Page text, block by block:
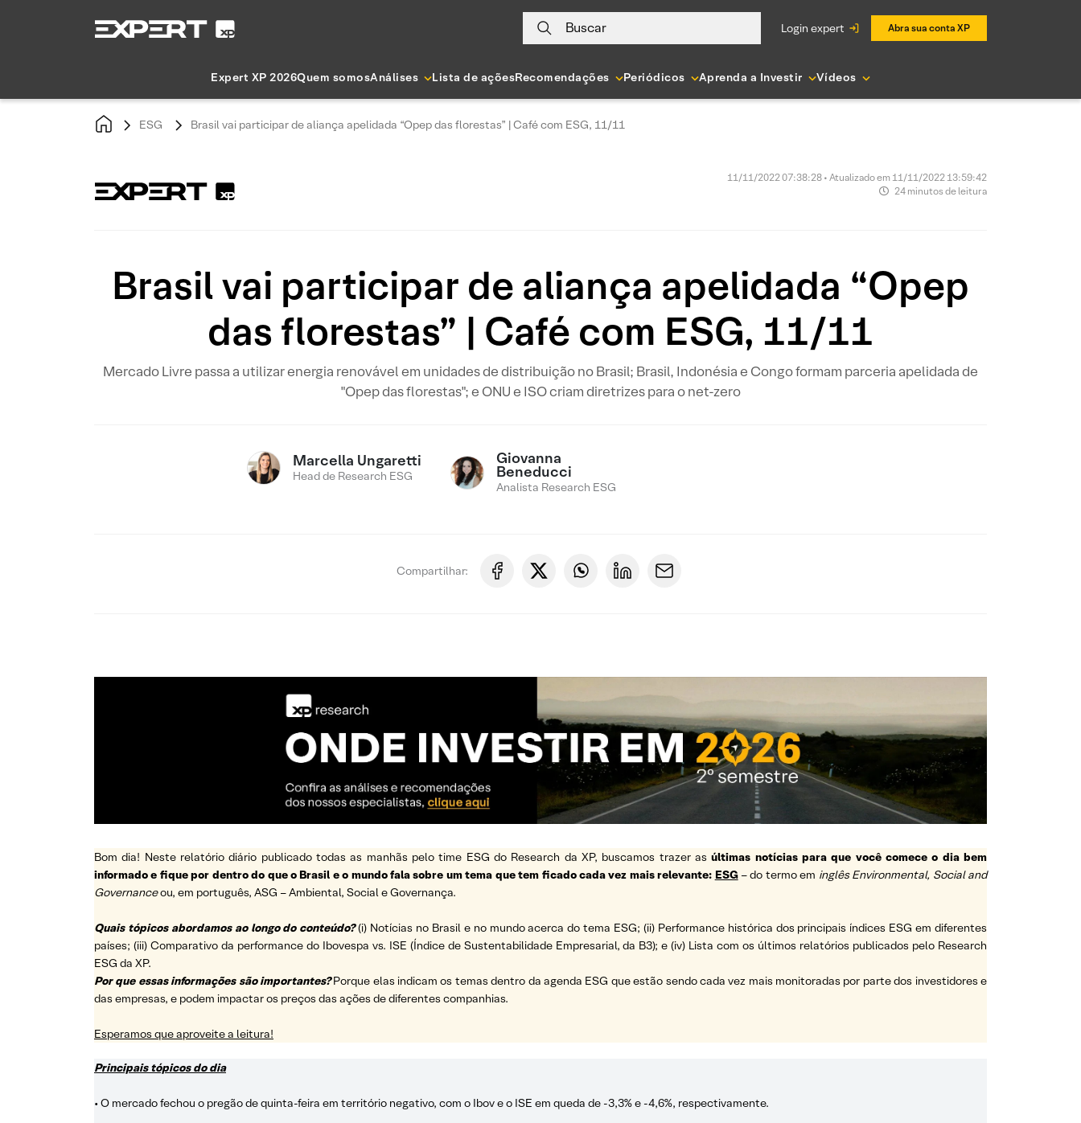
Buscar login expert Abra sua conta XP
Expert XP 2026Quem somosAnálises Lista de açõesRecomendações Periódicos Aprenda a Investir Vídeos
ESG Brasil vai participar de aliança apelidada “Opep das florestas” | Café com ESG, 11/11
11/11/2022 07:38:28 • Atualizado em 11/11/2022 13:59:42
24 minutos de leitura
Brasil vai participar de aliança apelidada “Opep
das florestas” | Café com ESG, 11/11
Mercado Livre passa a utilizar energia renovável em unidades de distribuição no Brasil; Brasil, Indonésia e Congo formam parceria apelidada de
"Opep das florestas"; e ONU e ISO criam diretrizes para o net-zero
Marcella Ungaretti
Head de Research ESG
Giovanna
Beneducci
Analista Research ESG
Compartilhar:
Bom dia! Neste relatório diário publicado todas as manhãs pelo time ESG do Research da XP, buscamos trazer asúltimas notícias para que você comece o dia bem
informado e fique por dentro do que o Brasil e o mundo fala sobre um tema que tem ficado cada vez mais relevante: ESG – do termo em inglês Environmental, Social and
Governanceou, em português, ASG – Ambiental, Social e Governança.
Quais tópicos abordamos ao longo do conteúdo? (i) Notícias no Brasil e no mundo acerca do tema ESG; (ii) Performance histórica dos principais índices ESG em diferentes
países; (iii) Comparativo da performance do Ibovespa vs. ISE (Índice de Sustentabilidade Empresarial, da B3); e (iv) Lista com os últimos relatórios publicados pelo Research
ESG da XP.
Por que essas informações são importantes?Porque elas indicam os temas dentro da agenda ESG que estão sendo cada vez mais monitoradas por parte dos investidores e
das empresas, e podem impactar os preços das ações de diferentes companhias.
Esperamos que aproveite a leitura!
Principais tópicos do dia
• O mercado fechou o pregão de quinta-feira em território negativo, com o Ibov e o ISE em queda de -3,3% e -4,6%, respectivamente.